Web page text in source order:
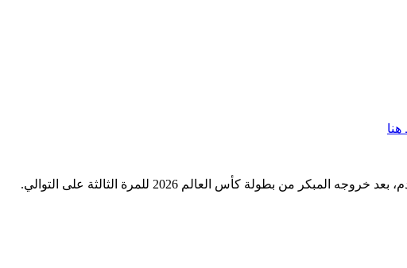
من بطولة كأس العالم 2026 للمرة الثالثة على التوالي.